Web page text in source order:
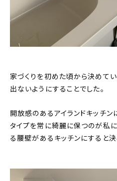
家づくりを初めた頃から決めて
出ないようにすることでした。
開放感のあるアイランドキッチン
タイプを常に綺麗に保つのが私
る腰壁があるキッチンにすると決